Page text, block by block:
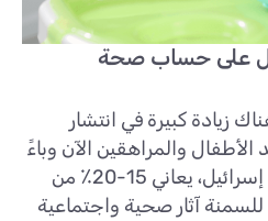
على حساب صحة
زيادة كبيرة في انتشار
والمراهقين الآن وباءً
في العالم الغربي. اليوم في إسرائيل، يعاني 15-20٪ من
للسمنة آثار صحية واجتماعية